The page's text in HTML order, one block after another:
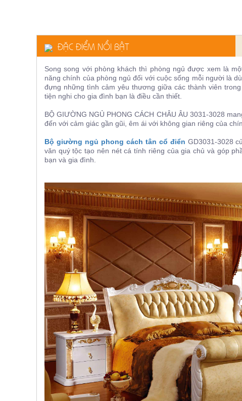
ĐẶC ĐIỂM NỔI BẬT
Song song với phòng khách thì phòng ngủ được xem là
năng chính của phòng ngủ đối với cuộc sống mỗi người là
đựng những tình cảm yêu thương giữa các thành viên
tiện nghi cho gia đình bạn là điều cần thiết.
BỘ GIƯỜNG NGỦ PHONG CÁCH CHÂU ÂU 3031-3028
đến với cảm giác gần gũi, êm ái với không gian riêng của
Bộ giường ngủ phong cách tân cổ điển GD3031-3028
văn quý tộc tạo nên nét cá tính riêng của gia chủ và góp
bạn và gia đình.